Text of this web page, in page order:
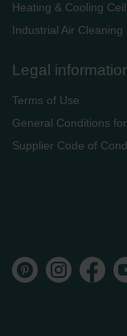
Heating & Cooling
Industrial Air Cleaning
Legal
Terms of Use
General Conditions
Supplier Code of